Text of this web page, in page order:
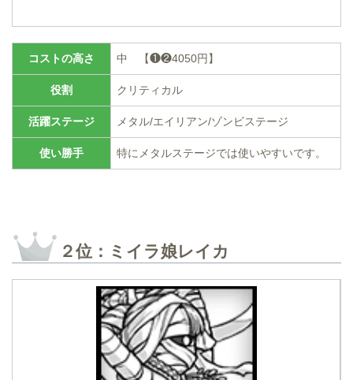
コストの高さ 中 【❶❷4050円】
役割 クリティカル
活躍ステージ メタル/エイリアン/ゾンビステージ
使い勝手 特にメタルステージでは使いやすいです。
２位：ミイラ娘レイカ